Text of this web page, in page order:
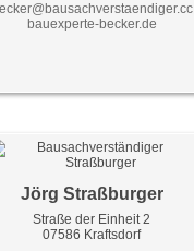
bauexperte-becker.de
Jörg Straßburger
Straße der Einheit 2
07586 Kraftsdorf